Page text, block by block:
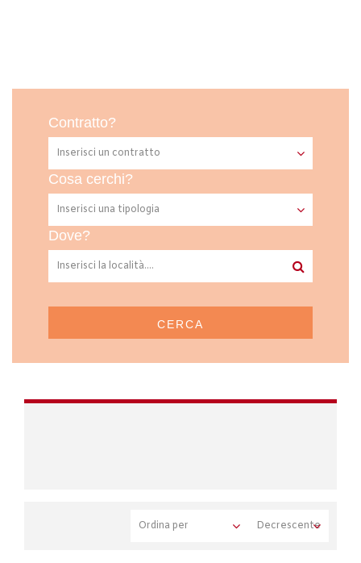
Contratto?
Cosa cerchi?
Dove?
CERCA